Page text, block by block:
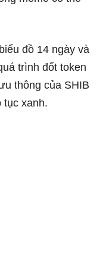
đồ 14 ngày và
trình đốt token
thông của SHIB
tục xanh.